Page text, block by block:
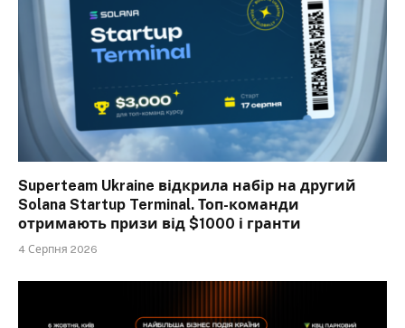
Superteam Ukraine відкрила набір на другий
Solana Startup Terminal. Топ-команди
отримають призи від $1000 і гранти
4 Серпня 2026